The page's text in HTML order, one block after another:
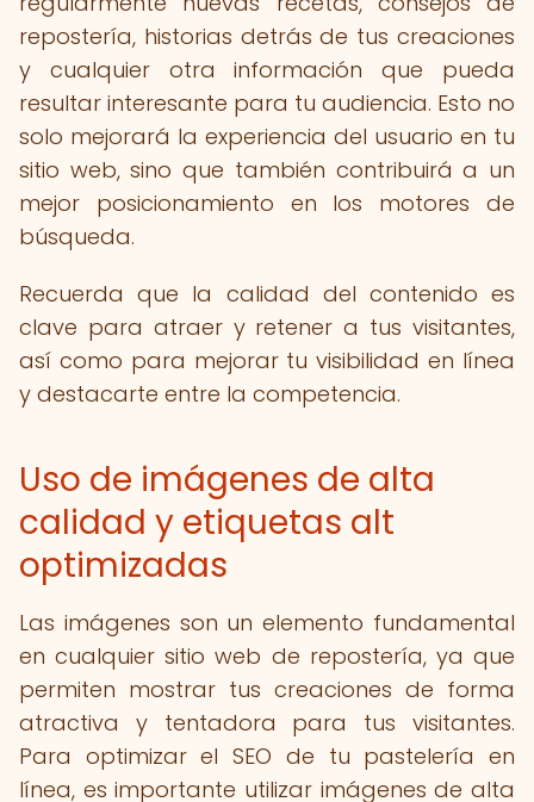
repostería, historias detrás de tus creaciones
y cualquier otra información que pueda
resultar interesante para tu audiencia. Esto no
solo mejorará la experiencia del usuario en tu
sitio web, sino que también contribuirá a un
mejor posicionamiento en los motores de
búsqueda.
Recuerda que la calidad del contenido es
clave para atraer y retener a tus visitantes,
así como para mejorar tu visibilidad en línea
y destacarte entre la competencia.
Uso de imágenes de alta
calidad y etiquetas alt
optimizadas
Las imágenes son un elemento fundamental
en cualquier sitio web de repostería, ya que
permiten mostrar tus creaciones de forma
atractiva y tentadora para tus visitantes.
Para optimizar el SEO de tu pastelería en
línea, es importante utilizar imágenes de alta